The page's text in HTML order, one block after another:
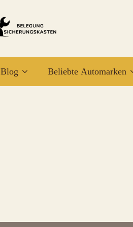
Blog Beliebte Automarken